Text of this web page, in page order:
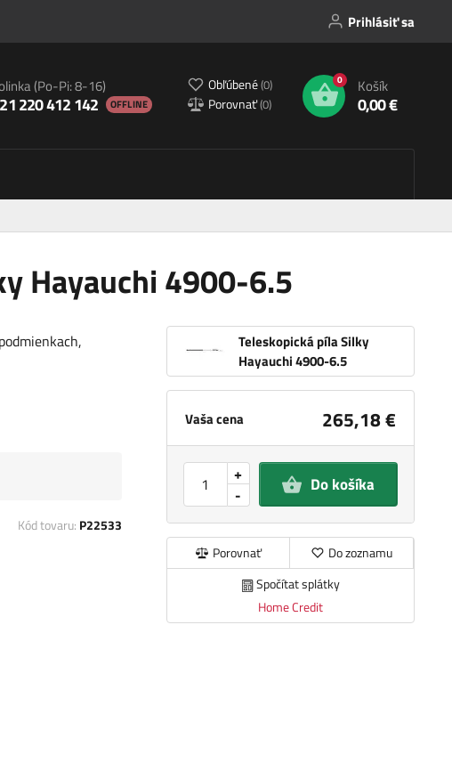
Prihlásiť sa
(Po-Pi: 8-16)
220 412 142 OFFLINE
Obľúbené(0)
Porovnať(0)
0 Košík
0,00 €
Hayauchi 4900-6.5
Teleskopická píla Silky
Hayauchi 4900-6.5
Vaša cena 265,18 €
-
+ Do košíka
Porovnať
Do zoznamu
Spočítat splátky
Home Credit
Kód tovaru: P22533